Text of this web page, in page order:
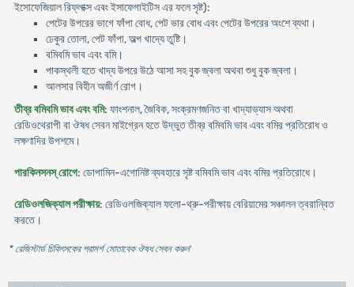
ইসােফেজিয়াল রিফ্লাক্স এবং ইসাফেগাইটিস এর ফলে সৃষ্ট):
পেটের উপরের ভাগে ফাঁপা বােধ, পেট ভার বােধ এবং পেটের উপরের অংশে ব্যথা।
ঢেকুর তােলা, পেট ফাঁপা, অল্প খাদ্যে তুষ্টি।
বমিবমি ভাব এবং বমি।
পাকস্থলী হতে খাদ্য উপরে উঠে আসা সহ বুক জ্বলা অথবা শুধু বুক জ্বলা।
আলসার বিহীন অজীর্ণ রােগ।
তীব্র বমিবমি ভাব এবং বমি: ফাংশনাল, জৈবিক, সংক্রমণজনিত বা খাদ্যাভ্যাস অথবা
রেডিওথেরাপী বা ঔষধ সেবন মাইগ্রেন হতে উদ্ভুত তীব্র বমিবমি ভাব এবং বমির প্রতিরােধ ও
লক্ষণাদির উপশমে।
পারকিনসনস্ রোগে: ডােপামিন-এগােনিষ্ট ব্যবহারে সৃষ্ট বমিবমি ভাব এবং বমির প্রতিরােধে।
রেডিওলজিক্যাল পরীক্ষায়: রেডিওলজিক্যাল ফলো-থ্রু-পরীক্ষায় বেরিয়ামের সঞ্চালন ত্বরান্বিত
করতে।
* রেজিস্টার্ড চিকিৎসকের পরামর্শ মোতাবেক ঔষধ সেবন করুন'